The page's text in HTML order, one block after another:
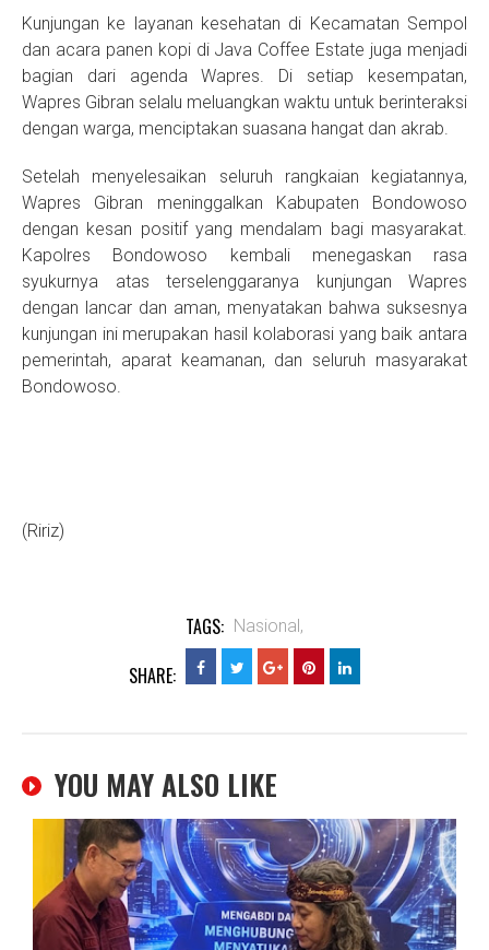
Kunjungan ke layanan kesehatan di Kecamatan Sempol
dan acara panen kopi di Java Coffee Estate juga menjadi
bagian dari agenda Wapres. Di setiap kesempatan,
Wapres Gibran selalu meluangkan waktu untuk berinteraksi
dengan warga, menciptakan suasana hangat dan akrab.
Setelah menyelesaikan seluruh rangkaian kegiatannya,
Wapres Gibran meninggalkan Kabupaten Bondowoso
dengan kesan positif yang mendalam bagi masyarakat.
Kapolres Bondowoso kembali menegaskan rasa
syukurnya atas terselenggaranya kunjungan Wapres
dengan lancar dan aman, menyatakan bahwa suksesnya
kunjungan ini merupakan hasil kolaborasi yang baik antara
pemerintah, aparat keamanan, dan seluruh masyarakat
Bondowoso.
(Ririz)
TAGS: Nasional,
SHARE:
YOU MAY ALSO LIKE